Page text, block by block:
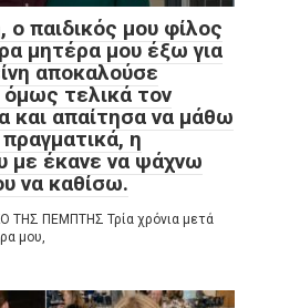
παιδικός μου φίλος
μητέρα μου έξω για
αποκαλούσε
τελικά τον
και απαίτησα να μάθω
η
με έκανε να ψάχνω
να καθίσω.
ΤΗΣ ΠΕΜΠΤΗΣ Τρία χρόνια μετά
μου,